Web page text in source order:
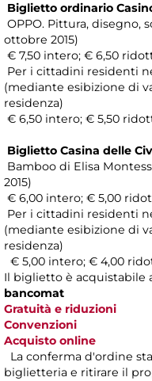
Biglietto ordinario
OPPO. Pittura, disegno,
ottobre 2015)
€ 7,50 intero; € 6,50
Per i cittadini residenti
(mediante esibizione di
residenza)
€ 6,50 intero; € 5,50
Biglietto Casina delle
Bamboo di Elisa
2015)
€ 6,00 intero; € 5,00
Per i cittadini residenti
(mediante esibizione di
residenza)
€ 5,00 intero; € 4,00
Il biglietto è acquistabile
bancomat
Gratuità e riduzioni
Convenzioni
Acquisto online
La conferma d'ordine
biglietteria e ritirare il